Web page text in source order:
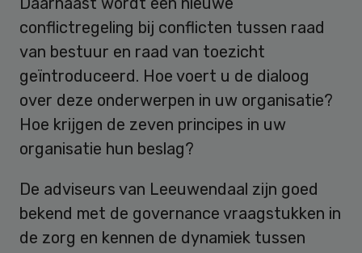
conflictregeling bij conflicten tussen raad
van bestuur en raad van toezicht
geïntroduceerd. Hoe voert u de dialoog
over deze onderwerpen in uw organisatie?
Hoe krijgen de zeven principes in uw
organisatie hun beslag?
De adviseurs van Leeuwendaal zijn goed
bekend met de governance vraagstukken in
de zorg en kennen de dynamiek tussen